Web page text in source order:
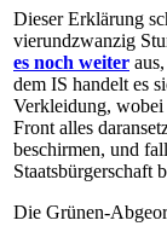
Dieser Erklärung
vierundzwanzig
es noch weiter aus,
dem IS handelt es
Verkleidung, wobei
Front alles
beschirmen, und
Staatsbürgerschaft
Die Grü­nen-